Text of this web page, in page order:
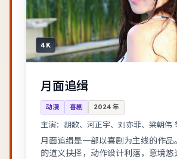
4K
月面追缉
动漫 喜剧 2024 年
主演： 胡歌、河正宇、刘亦菲、梁朝伟
月面追缉是一部以喜剧为主线的作品
的道义抉择，动作设计利落，意境悠